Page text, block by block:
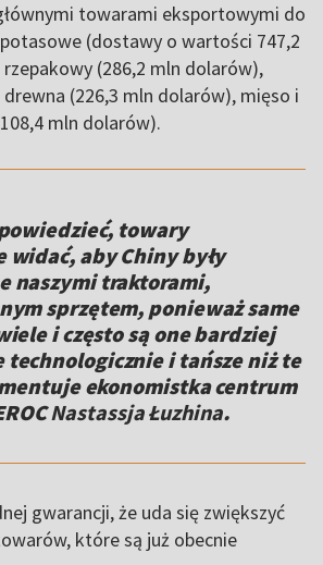
towarami eksportowymi do
potasowe (dostawy o wartości 747,2
(286,2 mln dolarów),
(226,3 mln dolarów), mięso i
mln dolarów).
towary
widać, aby Chiny były
naszymi traktorami,
sprzętem, ponieważ same
i często są one bardziej
technologicznie i tańsze niż te
ekonomistka centrum
Nastassja Łuzhina.
gwarancji, że uda się zwiększyć
które są już obecnie